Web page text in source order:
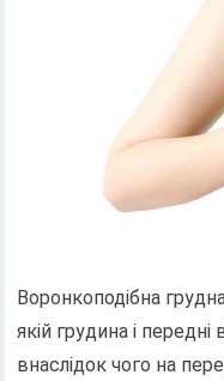
Воронкоподібна
якій грудина і
внаслідок чого на